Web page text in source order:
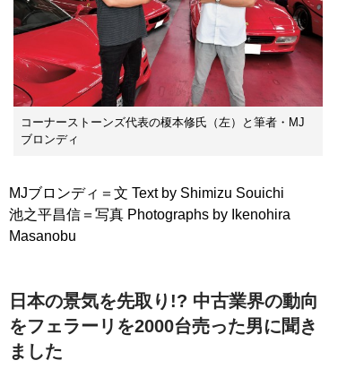
コーナーストーンズ代表の榎本修氏（左）と筆者・MJ
ブロンディ
MJブロンディ＝文 Text by Shimizu Souichi
池之平昌信＝写真 Photographs by Ikenohira
Masanobu
日本の景気を先取り!? 中古業界の動向
をフェラーリを2000台売った男に聞き
ました